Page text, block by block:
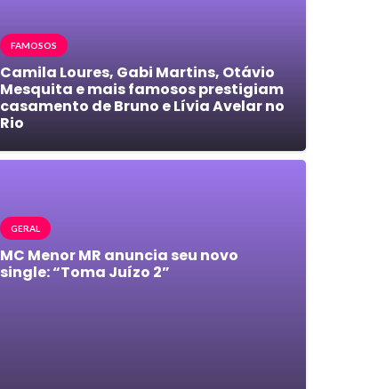
FAMOSOS
Camila Loures, Gabi Martins, Otávio
Mesquita e mais famosos prestigiam
casamento de Bruno e Lívia Avelar no
Rio
GERAL
MC Menor MR anuncia seu novo
single: “Toma Juízo 2”